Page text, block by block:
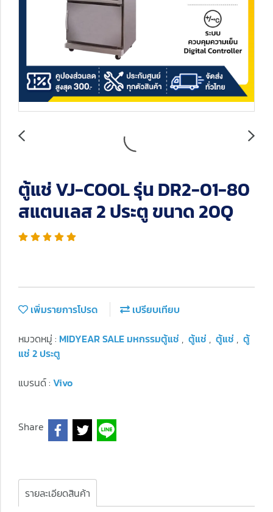
ตู้แช่ VJ-COOL รุ่น DR2-01-80
สแตนเลส 2 ประตู ขนาด 20Q
เพิ่มรายการโปรด
เปรียบเทียบ
หมวดหมู่ : MIDYEAR SALE มหกรรมตู้แช่ , ตู้แช่ , ตู้แช่ , ตู้
แช่ 2 ประตู
แบรนด์ : Vivo
Share
รายละเอียดสินค้า